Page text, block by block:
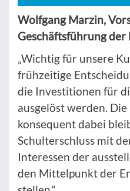
Wolfgang Marzin,
Geschäftsführung der
„Wichtig für unsere
frühzeitige
die Investitionen für
ausgelöst werden.
konsequent dabei
Schulterschluss mit
Interessen der
den Mittelpunkt der